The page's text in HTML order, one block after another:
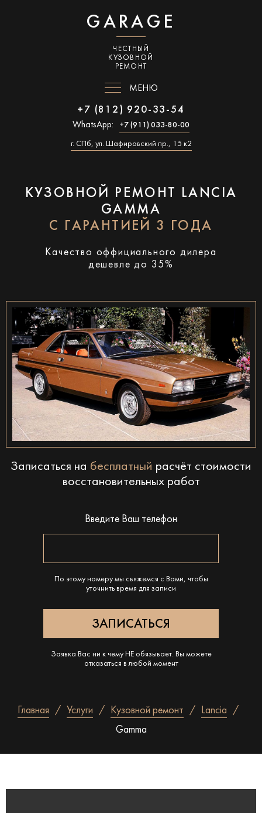
GARAGE
ЧЕСТНЫЙ
КУЗОВНОЙ
РЕМОНТ
МЕНЮ
+7 (812) 920-33-54
WhatsApp: +7 (911) 033-80-00
г. СПб, ул. Шафировский пр., 15 к2
КУЗОВНОЙ РЕМОНТ LANCIA
GAMMA
С ГАРАНТИЕЙ 3 ГОДА
Качество оффициального дилера
дешевле до 35%
Записаться на бесплатный расчёт стоимости
восстановительных работ
Введите Ваш телефон
По этому номеру мы свяжемся с Вами, чтобы
уточнить время для записи
Заявка Вас ни к чему НЕ обязывает. Вы можете
отказаться в любой момент
Главная Услуги Кузовной ремонт
Lancia
Gamma